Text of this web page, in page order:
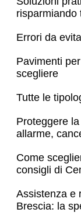
risparmiando
Errori da
Pavimenti
scegliere
Tutte le
Proteggere
allarme,
Come
consigli di
Assistenza e
Brescia: la